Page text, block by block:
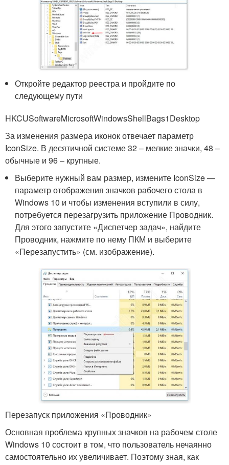
Откройте редактор реестра и пройдите по
следующему пути
HKCUSoftwareMicrosoftWindowsShellBags1Desktop
За изменения размера иконок отвечает параметр
IconSize. В десятичной системе 32 – мелкие значки, 48 –
обычные и 96 – крупные.
Выберите нужный вам размер, измените IconSize —
параметр отображения значков рабочего стола в
Windows 10 и чтобы изменения вступили в силу,
потребуется перезагрузить приложение Проводник.
Для этого запустите «Диспетчер задач», найдите
Проводник, нажмите по нему ПКМ и выберите
«Перезапустить» (см. изображение).
Перезапуск приложения «Проводник»
Основная проблема крупных значков на рабочем столе
Windows 10 состоит в том, что пользователь нечаянно
самостоятельно их увеличивает. Поэтому зная, как